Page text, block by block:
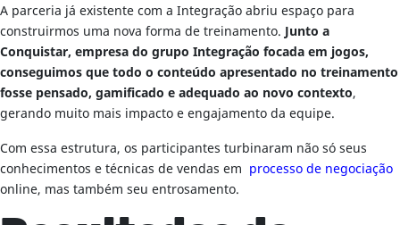
A parceria já existente com a Integração abriu espaço para
construirmos uma nova forma de treinamento. Junto a
Conquistar, empresa do grupo Integração focada em jogos,
conseguimos que todo o conteúdo apresentado no treinamento
fosse pensado, gamificado e adequado ao novo contexto,
gerando muito mais impacto e engajamento da equipe.
Com essa estrutura, os participantes turbinaram não só seus
conhecimentos e técnicas de vendas em processo de negociação
online, mas também seu entrosamento.